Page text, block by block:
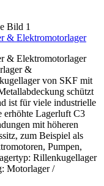
& Elektromotorlager
& Elektromotorlager
&
von SKF mit
schützt
ist für viele industrielle
erhöhte Lagerluft C3
mit höheren
zum Beispiel als
Pumpen,
Rillenkugellager
Motorlager /